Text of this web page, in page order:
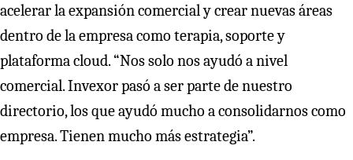
acelerar la expansión comercial y crear nuevas áreas
dentro de la empresa como terapia, soporte y
plataforma cloud. “Nos solo nos ayudó a nivel
comercial. Invexor pasó a ser parte de nuestro
directorio, los que ayudó mucho a consolidarnos como
empresa. Tienen mucho más estrategia”.